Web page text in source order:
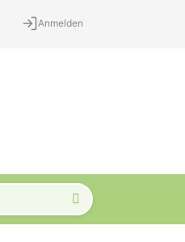
Anmelden